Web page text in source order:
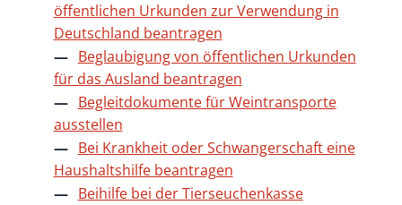
öffentlichen Urkunden zur Verwendung in
Deutschland beantragen
Beglaubigung von öffentlichen Urkunden
für das Ausland beantragen
Begleitdokumente für Weintransporte
ausstellen
Bei Krankheit oder Schwangerschaft eine
Haushaltshilfe beantragen
Beihilfe bei der Tierseuchenkasse